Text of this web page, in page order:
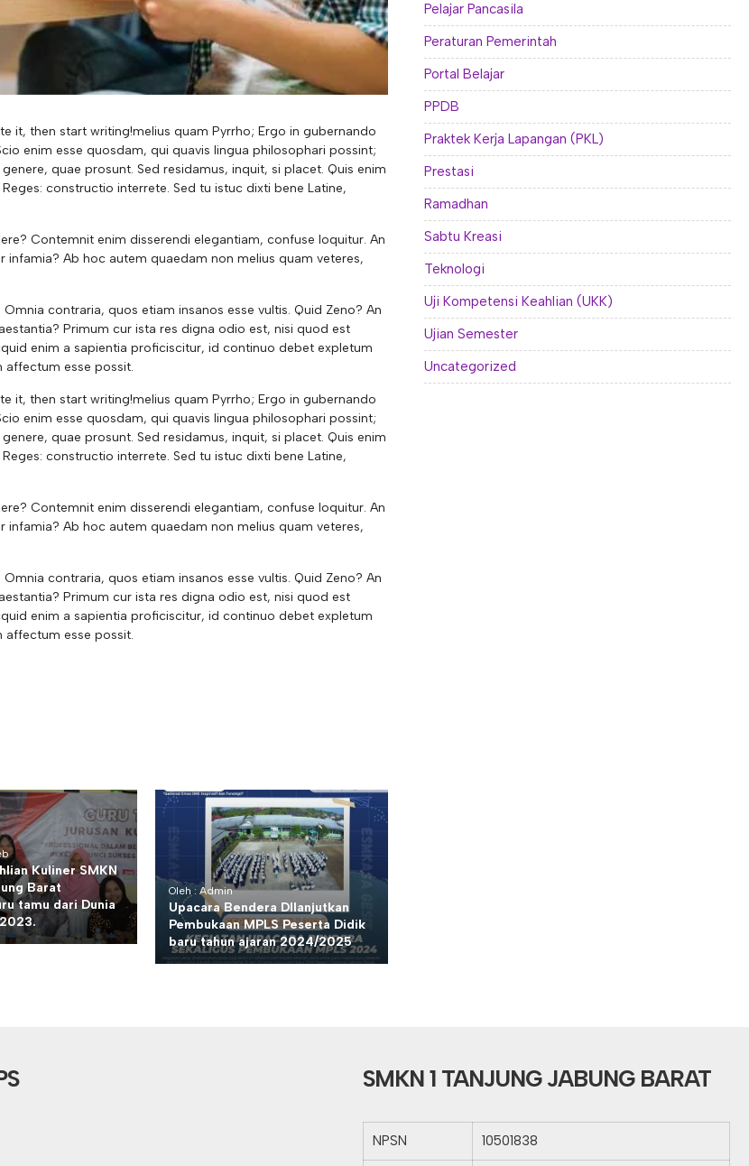
it, then start writing!melius quam Pyrrho; Ergo in gubernando
enim esse quosdam, qui quavis lingua philosophari possint;
quae prosunt. Sed residamus, inquit, si placet. Quis enim
constructio interrete. Sed tu istuc dixti bene Latine,
Contemnit enim disserendi elegantiam, confuse loquitur. An
Ab hoc autem quaedam non melius quam veteres,
contraria, quos etiam insanos esse vultis. Quid Zeno? An
Primum cur ista res digna odio est, nisi quod est
enim a sapientia proficiscitur, id continuo debet expletum
affectum esse possit.
it, then start writing!melius quam Pyrrho; Ergo in gubernando
enim esse quosdam, qui quavis lingua philosophari possint;
quae prosunt. Sed residamus, inquit, si placet. Quis enim
constructio interrete. Sed tu istuc dixti bene Latine,
Contemnit enim disserendi elegantiam, confuse loquitur. An
Ab hoc autem quaedam non melius quam veteres,
contraria, quos etiam insanos esse vultis. Quid Zeno? An
Primum cur ista res digna odio est, nisi quod est
enim a sapientia proficiscitur, id continuo debet expletum
affectum esse possit.
Kuliner SMKN
Barat
tamu dari Dunia
Oleh : Admin
Upacara Bendera DIlanjutkan
Pembukaan MPLS Peserta Didik
baru tahun ajaran 2024/2025
Pelajar Pancasila
Peraturan Pemerintah
Portal Belajar
PPDB
Praktek Kerja Lapangan (PKL)
Prestasi
Ramadhan
Sabtu Kreasi
Teknologi
Uji Kompetensi Keahlian (UKK)
Ujian Semester
Uncategorized
SMKN 1 TANJUNG JABUNG BARAT
NPSN 10501838